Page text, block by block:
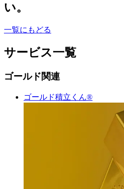
い。
一覧にもどる
サービス一覧
ゴールド関連
ゴールド積立くん®︎